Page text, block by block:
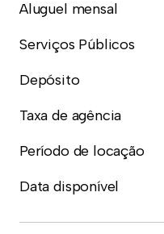
Aluguel mensal
Serviços Públicos
Depósito
Taxa de agência
Período de locação
Data disponível